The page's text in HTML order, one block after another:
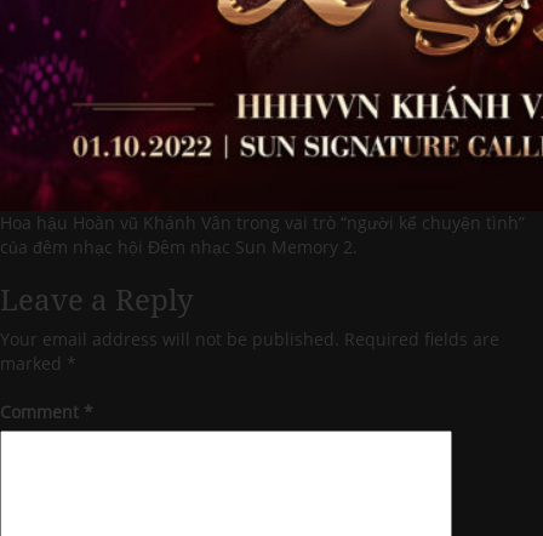
Hoa hậu Hoàn vũ Khánh Vân trong vai trò “người kể chuyện tình”
của đêm nhạc hội Đêm nhạc Sun Memory 2.
Leave a Reply
Your email address will not be published. Required fields are
marked *
Comment *